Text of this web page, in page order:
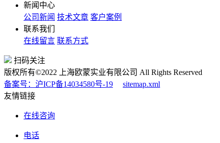
新闻中心
公司新闻 技术文章 客户案例
联系我们
在线留言 联系方式
扫码关注
版权所有©2022 上海欧蒙实业有限公司 All Rights Reserved
备案号：沪ICP备14034580号-19
sitemap.xml
友情链接
在线咨询
电话